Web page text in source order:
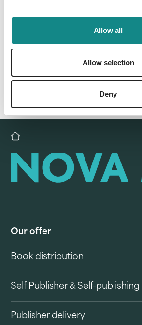
Allow all
Allow selection
Deny
Back to overview
Our offer
Book distribution
Self Publisher & Self-publishing
Publisher delivery